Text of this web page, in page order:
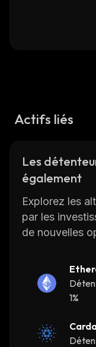
Actifs liés
Les
également
Explorez les
par les
de nouvelles
1%